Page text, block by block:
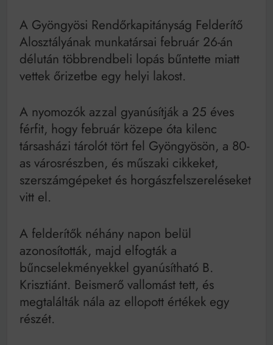
Bitumenes lapostetők: a bevált technológia akkor
működik, ha jól van felújítva
A Gyöngyösi Rendőrkapitányság Felderítő
Alosztályának munkatársai február 26-án
délután többrendbeli lopás bűntette miatt
vettek őrizetbe egy helyi lakost.
A nyomozók azzal gyanúsítják a 25 éves
férfit, hogy február közepe óta kilenc
társasházi tárolót tört fel Gyöngyösön, a 80-
as városrészben, és műszaki cikkeket,
szerszámgépeket és horgászfelszereléseket
vitt el.
A felderítők néhány napon belül
azonosították, majd elfogták a
bűncselekményekkel gyanúsítható B.
Krisztiánt. Beismerő vallomást tett, és
megtalálták nála az ellopott értékek egy
részét.